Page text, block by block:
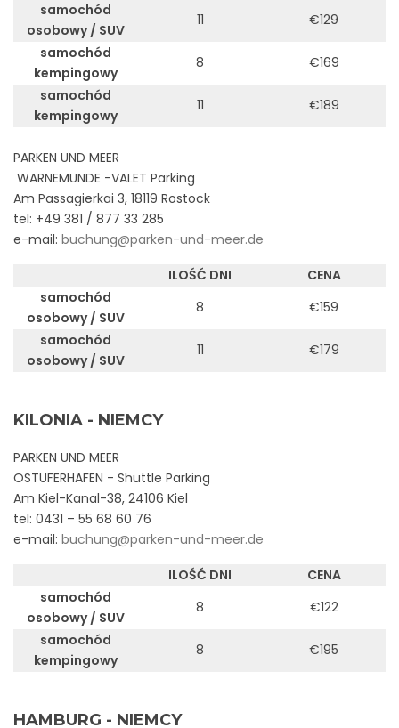
samochód
osobowy / SUV
11
€129
samochód
kempingowy
8
€169
samochód
kempingowy
11 €189
PARKEN UND MEER
WARNEMUNDE -VALET Parking
Am Passagierkai 3, 18119 Rostock
tel: +49 381 / 877 33 285
e-mail: buchung@parken-und-meer.de
ILOŚĆ DNI
CENA
samochód
osobowy / SUV
8
€159
samochód
osobowy / SUV
11 €179
KILONIA - NIEMCY
PARKEN UND MEER
OSTUFERHAFEN - Shuttle Parking
Am Kiel-Kanal-38, 24106 Kiel
tel: 0431 – 55 68 60 76
e-mail: buchung@parken-und-meer.de
ILOŚĆ DNI
CENA
samochód
osobowy / SUV
8
€122
samochód
kempingowy
8 €195
HAMBURG - NIEMCY